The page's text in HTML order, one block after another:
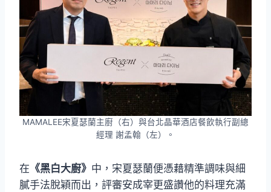
MAMALEE宋夏瑟蘭主廚（右）與台北晶華酒店餐飲執行副總
經理 謝孟翰（左）。
在 《黑白大廚》 中，宋夏瑟蘭便憑藉精準調味與細
膩手法脫穎而出，評審安成宰更盛讚他的料理充滿